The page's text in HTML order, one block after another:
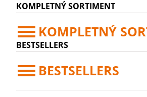
KOMPLETNÝ SORTIMENT
KOMPLETNÝ
BESTSELLERS
BESTSELLERS